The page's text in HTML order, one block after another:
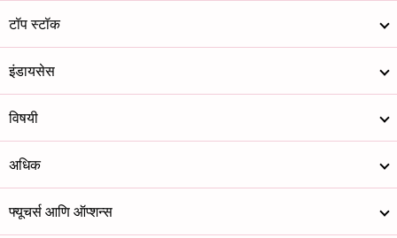
टॉप स्टॉक
इंडायसेस
विषयी
अधिक
फ्यूचर्स आणि ऑप्शन्स